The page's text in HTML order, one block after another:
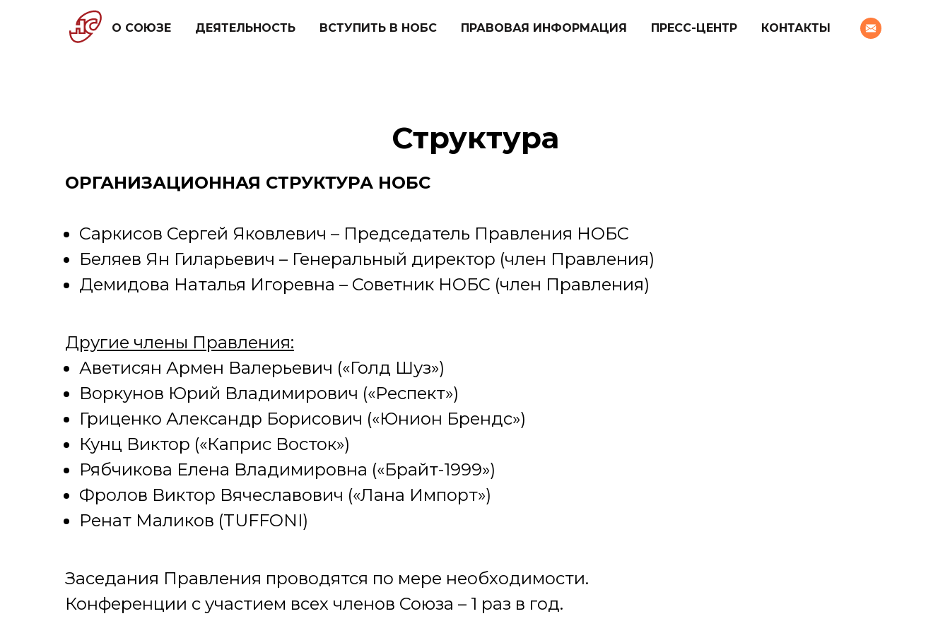
О СОЮЗЕ ДЕЯТЕЛЬНОСТЬ ВСТУПИТЬ В НОБС ПРАВОВАЯ ИНФОРМАЦИЯ ПРЕСС-ЦЕНТР КОНТАКТЫ
Структура
ОРГАНИЗАЦИОННАЯ СТРУКТУРА НОБС
Саркисов Сергей Яковлевич – Председатель Правления НОБС
Беляев Ян Гиларьевич – Генеральный директор (член Правления)
Демидова Наталья Игоревна – Советник НОБС (член Правления)
Другие члены Правления:
Аветисян Армен Валерьевич («Голд Шуз»)
Воркунов Юрий Владимирович («Респект»)
Гриценко Александр Борисович («Юнион Брендс»)
Кунц Виктор («Каприс Восток»)
Рябчикова Елена Владимировна («Брайт-1999»)
Фролов Виктор Вячеславович («Лана Импорт»)
Ренат Маликов (TUFFONI)
Заседания Правления проводятся по мере необходимости.
Конференции с участием всех членов Союза – 1 раз в год.